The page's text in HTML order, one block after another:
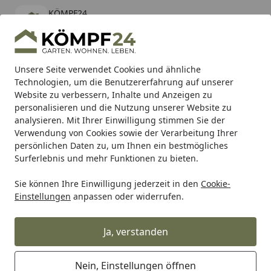
Unsere Seite verwendet Cookies und ähnliche
Technologien, um die Benutzererfahrung auf unserer
Website zu verbessern, Inhalte und Anzeigen zu
personalisieren und die Nutzung unserer Website zu
analysieren. Mit Ihrer Einwilligung stimmen Sie der
Verwendung von Cookies sowie der Verarbeitung Ihrer
persönlichen Daten zu, um Ihnen ein bestmögliches
Surferlebnis und mehr Funktionen zu bieten.
Sie können Ihre Einwilligung jederzeit in den Cookie-
Einstellungen anpassen oder widerrufen.
Ja, verstanden
Nein, Einstellungen öffnen
KÖMPF24
kostenlos - Im App Store
Hotline
Alle Produkte
Mein Konto
Suchen
Karibu Pools inkl. gratis Sandfilteranlage & Pool-
Starterset (Gesamtwert bis 468,99€)
Startseite
Grill Weber HDWE BAG L SS S/B ASSY SPIRIT 13 (84693)
Weber HDWE BAG L SS S/B ASSY
SPIRIT 13 (84693)